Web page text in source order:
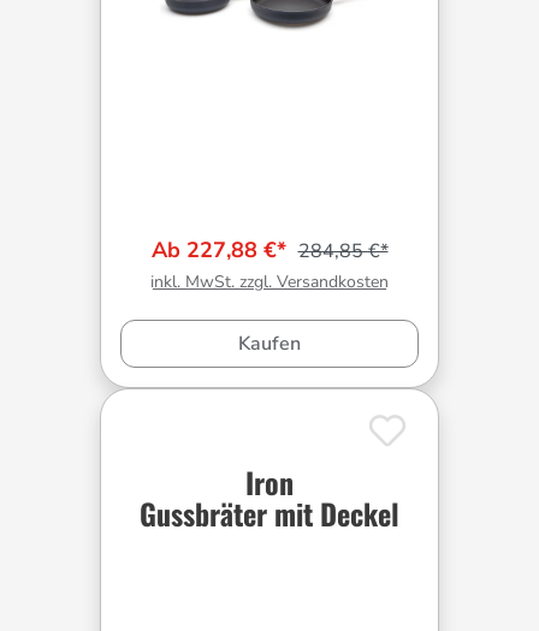
Ab 227,88 €* 284,85 €*
inkl. MwSt. zzgl. Versandkosten
Kaufen
Iron
Gussbräter mit Deckel